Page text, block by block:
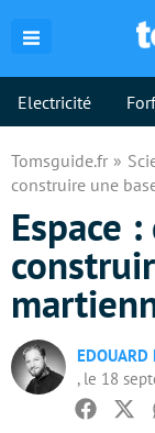
Electricité
Tomsguide.fr
construire une
Espace
EDOUARD
, le 18
Facebook